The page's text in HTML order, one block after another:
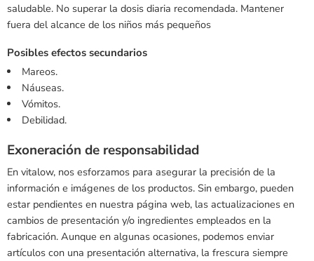
saludable. No superar la dosis diaria recomendada. Mantener
fuera del alcance de los niños más pequeños
Posibles efectos secundarios
Mareos.
Náuseas.
Vómitos.
Debilidad.
Exoneración de responsabilidad
En vitalow, nos esforzamos para asegurar la precisión de la
información e imágenes de los productos. Sin embargo, pueden
estar pendientes en nuestra página web, las actualizaciones en
cambios de presentación y/o ingredientes empleados en la
fabricación. Aunque en algunas ocasiones, podemos enviar
artículos con una presentación alternativa, la frescura siempre